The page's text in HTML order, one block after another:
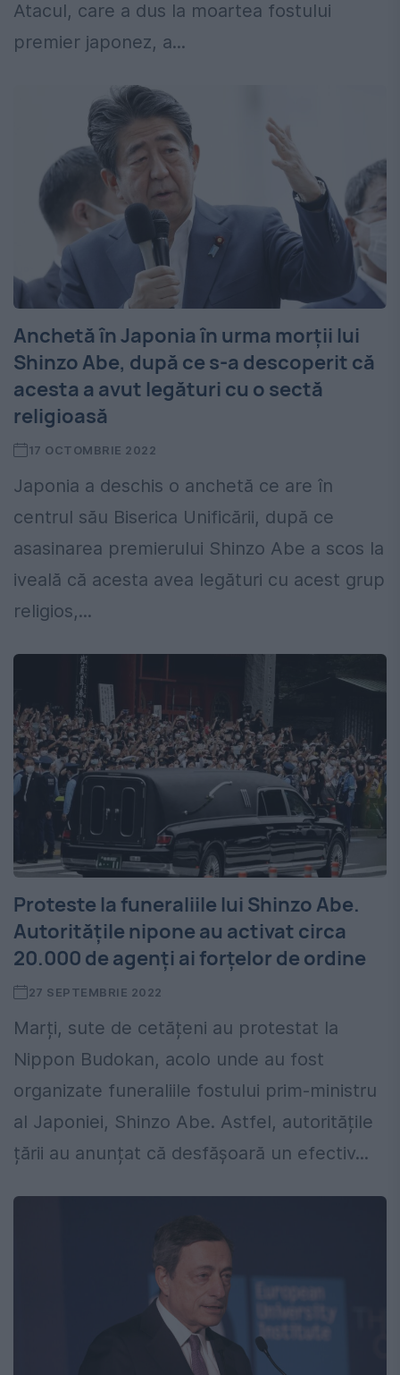
Atacul, care a dus la moartea fostului
premier japonez, a...
Anchetă în Japonia în urma morții lui
Shinzo Abe, după ce s-a descoperit că
acesta a avut legături cu o sectă
religioasă
17 OCTOMBRIE 2022
Japonia a deschis o anchetă ce are în
centrul său Biserica Unificării, după ce
asasinarea premierului Shinzo Abe a scos la
iveală că acesta avea legături cu acest grup
religios,...
Proteste la funeraliile lui Shinzo Abe.
Autoritățile nipone au activat circa
20.000 de agenți ai forțelor de ordine
27 SEPTEMBRIE 2022
Marți, sute de cetățeni au protestat la
Nippon Budokan, acolo unde au fost
organizate funeraliile fostului prim-ministru
al Japoniei, Shinzo Abe. Astfel, autoritățile
țării au anunțat că desfășoară un efectiv...